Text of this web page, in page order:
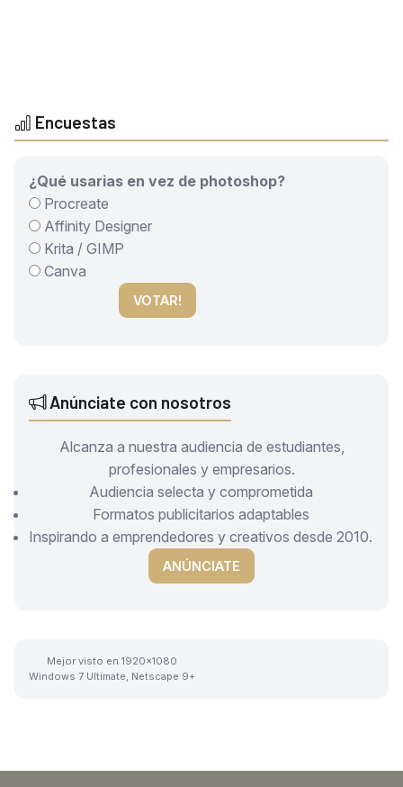
Encuestas
¿Qué usarias en vez de photoshop?
Procreate
Affinity Designer
Krita / GIMP
Canva
VOTAR!
Anúnciate con nosotros
Alcanza a nuestra audiencia de estudiantes,
profesionales y empresarios.
Audiencia selecta y comprometida
Formatos publicitarios adaptables
Inspirando a emprendedores y creativos desde 2010.
ANÚNCIATE
Mejor visto en 1920x1080
Windows 7 Ultimate, Netscape 9+